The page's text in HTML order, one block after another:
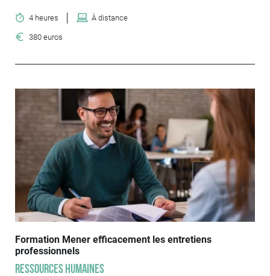
4 heures À distance
380 euros
Formation Mener efficacement les entretiens
professionnels
Ressources humaines